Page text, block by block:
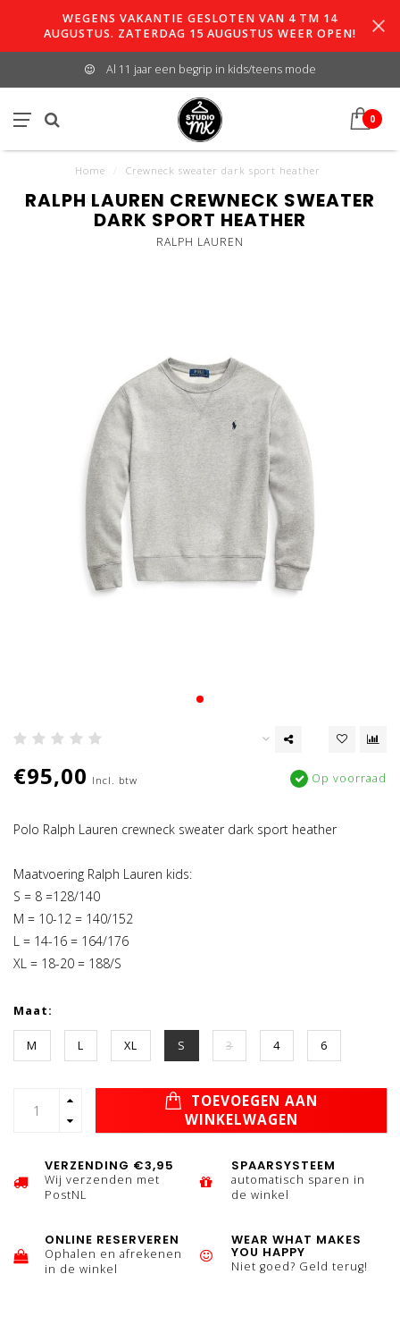
WEGENS VAKANTIE GESLOTEN VAN 4 TM 14
AUGUSTUS. ZATERDAG 15 AUGUSTUS WEER OPEN!
Al 11 jaar een begrip in kids/teens mode
0
Home Crewneck sweater dark sport heather
RALPH LAUREN CREWNECK SWEATER
DARK SPORT HEATHER
RALPH LAUREN
€95,00 Incl. btw Op voorraad
Polo Ralph Lauren crewneck sweater dark sport heather
Maatvoering Ralph Lauren kids:
S = 8 =128/140
M = 10-12 = 140/152
L = 14-16 = 164/176
XL = 18-20 = 188/S
Maat:
M L XL S 3 4 6
TOEVOEGEN AAN
WINKELWAGEN
VERZENDING €3,95
Wij verzenden met
PostNL
SPAARSYSTEEM
automatisch sparen in
de winkel
ONLINE RESERVEREN
Ophalen en afrekenen
in de winkel
WEAR WHAT MAKES
YOU HAPPY
Niet goed? Geld terug!